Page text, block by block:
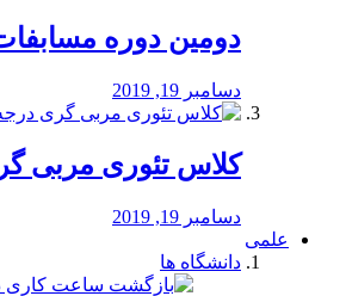
دومین دوره
دسامبر 19, 2019
کلاس تئوری مربی گری
دسامبر 19, 2019
علمی
دانشگاه ها